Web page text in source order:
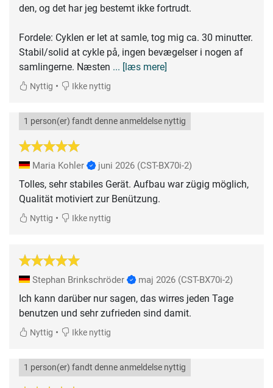
den, og det har jeg bestemt ikke fortrudt.
Fordele: Cyklen er let at samle, tog mig ca. 30 minutter.
Stabil/solid at cykle på, ingen bevægelser i nogen af
samlingerne. Næsten ... [læs mere]
Nyttig • Ikke nyttig
1 person(er) fandt denne anmeldelse nyttig
Maria Kohler juni 2026 (CST-BX70i-2)
Tolles, sehr stabiles Gerät. Aufbau war zügig möglich,
Qualität motiviert zur Benützung.
Nyttig • Ikke nyttig
Stephan Brinkschröder maj 2026 (CST-BX70i-2)
Ich kann darüber nur sagen, das wirres jeden Tage
benutzen und sehr zufrieden sind damit.
Nyttig • Ikke nyttig
1 person(er) fandt denne anmeldelse nyttig